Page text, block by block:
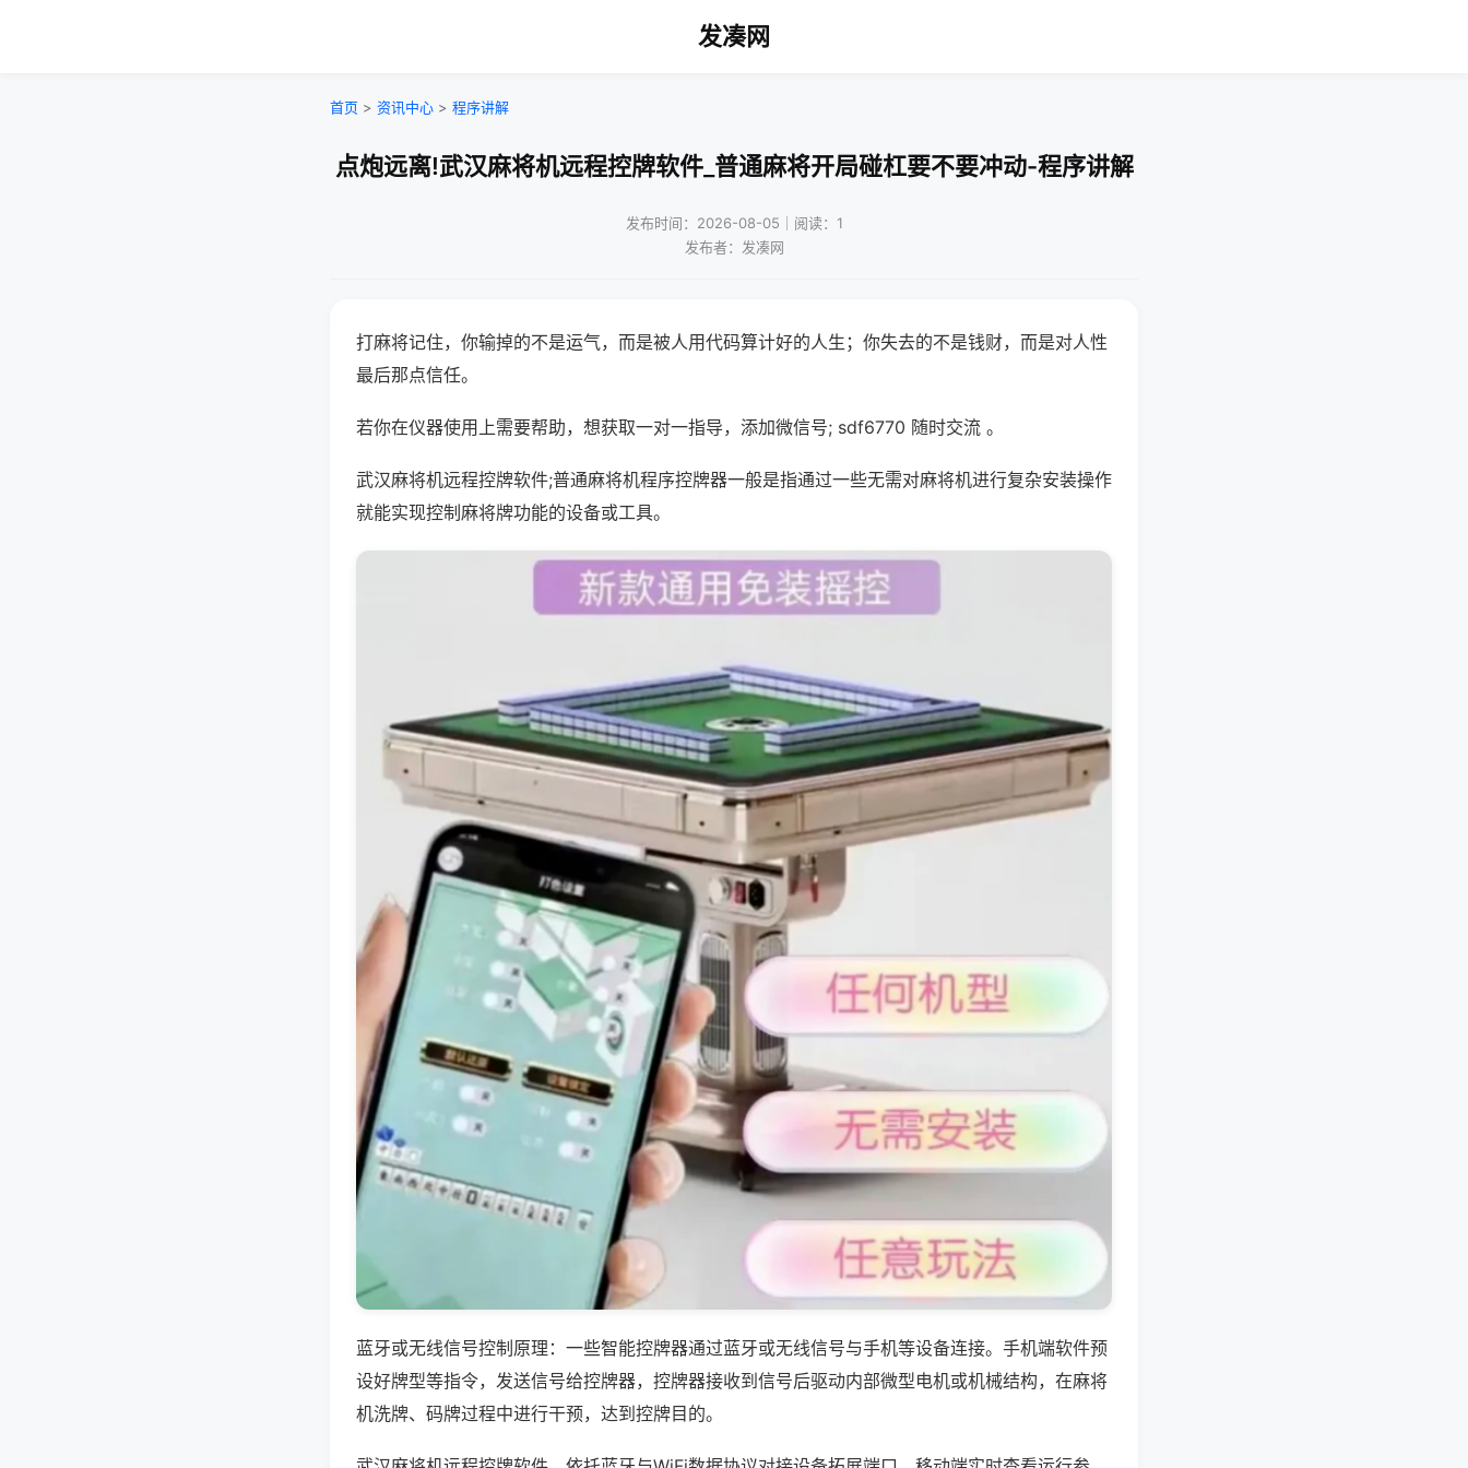
发凑网
首页 > 资讯中心 > 程序讲解
点炮远离!武汉麻将机远程控牌软件_普通麻将开局碰杠要不要冲动-程序讲解
发布时间：2026-08-05｜阅读：1
发布者：发凑网
打麻将记住，你输掉的不是运气，而是被人用代码算计好的人生；你失去的不是钱财，而是对人性
最后那点信任。
若你在仪器使用上需要帮助，想获取一对一指导，添加微信号; sdf6770 随时交流 。
武汉麻将机远程控牌软件;普通麻将机程序控牌器一般是指通过一些无需对麻将机进行复杂安装操作
就能实现控制麻将牌功能的设备或工具。
蓝牙或无线信号控制原理：一些智能控牌器通过蓝牙或无线信号与手机等设备连接。手机端软件预
设好牌型等指令，发送信号给控牌器，控牌器接收到信号后驱动内部微型电机或机械结构，在麻将
机洗牌、码牌过程中进行干预，达到控牌目的。